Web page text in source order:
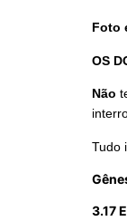
Foto
OS
Não
Tudo
3.17